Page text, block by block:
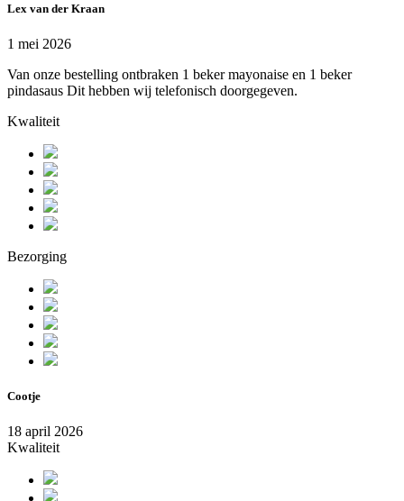
Lex van der Kraan
1 mei 2026
Van onze bestelling ontbraken 1 beker mayonaise en 1 beker
pindasaus Dit hebben wij telefonisch doorgegeven.
Kwaliteit
Bezorging
Cootje
18 april 2026
Kwaliteit